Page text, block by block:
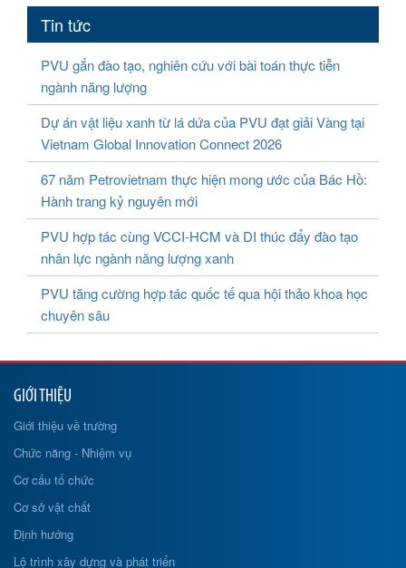
Tin tức
PVU gắn đào tạo, nghiên cứu với bài toán thực tiễn
ngành năng lượng
Dự án vật liệu xanh từ lá dứa của PVU đạt giải Vàng tại
Vietnam Global Innovation Connect 2026
67 năm Petrovietnam thực hiện mong ước của Bác Hồ:
Hành trang kỷ nguyên mới
PVU hợp tác cùng VCCI-HCM và DI thúc đẩy đào tạo
nhân lực ngành năng lượng xanh
PVU tăng cường hợp tác quốc tế qua hội thảo khoa học
chuyên sâu
GIỚI THIỆU
Giới thiệu về trường
Chức năng - Nhiệm vụ
Cơ cấu tổ chức
Cơ sở vật chất
Định hướng
Lộ trình xây dựng và phát triển